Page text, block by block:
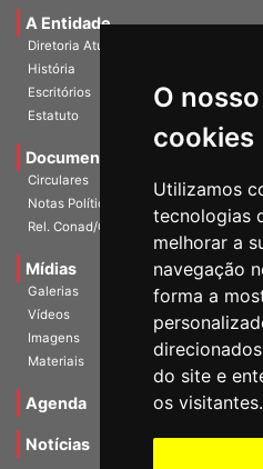
O
cookies
Utilizamos
tecnologias
melhorar a
navegação
forma a
do site e
os visitantes.
A Entidade
Diretoria Atual
História
Escritórios
Estatuto
Documentos
Circulares
Notas Políticas
Rel. Conad/Congresso
Mídias
Galerias
Vídeos
Imagens
Materiais
Agenda
Notícias